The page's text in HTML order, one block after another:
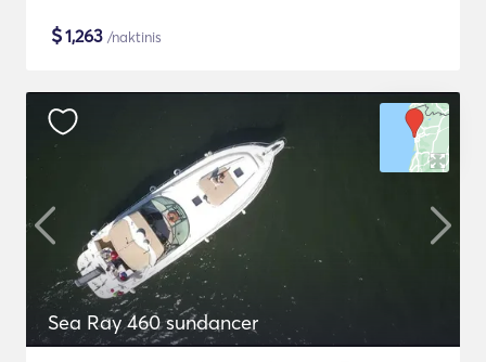
$1,263 /naktinis
Sea Ray 460 sundancer